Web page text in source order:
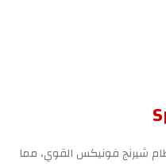
شيرنج فونيكس القوي، مما